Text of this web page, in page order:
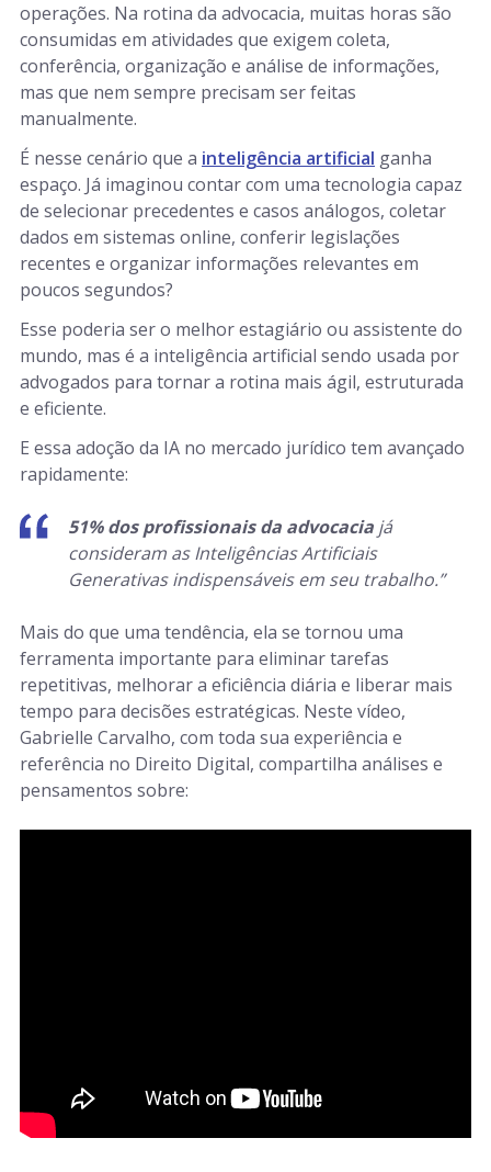
operações. Na rotina da advocacia, muitas horas são
consumidas em atividades que exigem coleta,
conferência, organização e análise de informações,
mas que nem sempre precisam ser feitas
manualmente.
É nesse cenário que a inteligência artificial ganha
espaço. Já imaginou contar com uma tecnologia capaz
de selecionar precedentes e casos análogos, coletar
dados em sistemas online, conferir legislações
recentes e organizar informações relevantes em
poucos segundos?
Esse poderia ser o melhor estagiário ou assistente do
mundo, mas é a inteligência artificial sendo usada por
advogados para tornar a rotina mais ágil, estruturada
e eficiente.
E essa adoção da IA no mercado jurídico tem avançado
rapidamente:
51% dos profissionais da advocacia já
consideram as Inteligências Artificiais
Generativas indispensáveis em seu trabalho.”
Mais do que uma tendência, ela se tornou uma
ferramenta importante para eliminar tarefas
repetitivas, melhorar a eficiência diária e liberar mais
tempo para decisões estratégicas. Neste vídeo,
Gabrielle Carvalho, com toda sua experiência e
referência no Direito Digital, compartilha análises e
pensamentos sobre: